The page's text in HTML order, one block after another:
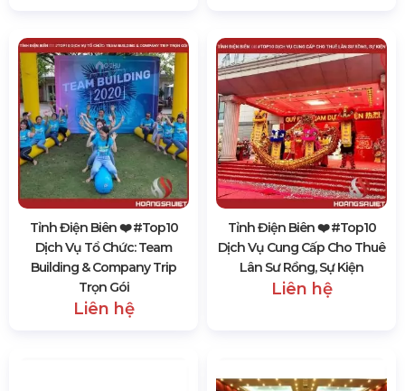
Tỉnh Điện Biên ❤️️ #top10
Dịch Vụ Tổ Chức: Team
Building & Company Trip
Trọn Gói
Liên hệ
Tỉnh Điện Biên ❤️️ #top10
Dịch Vụ Cung Cấp Cho Thuê
Lân Sư Rồng, Sự Kiện
Liên hệ